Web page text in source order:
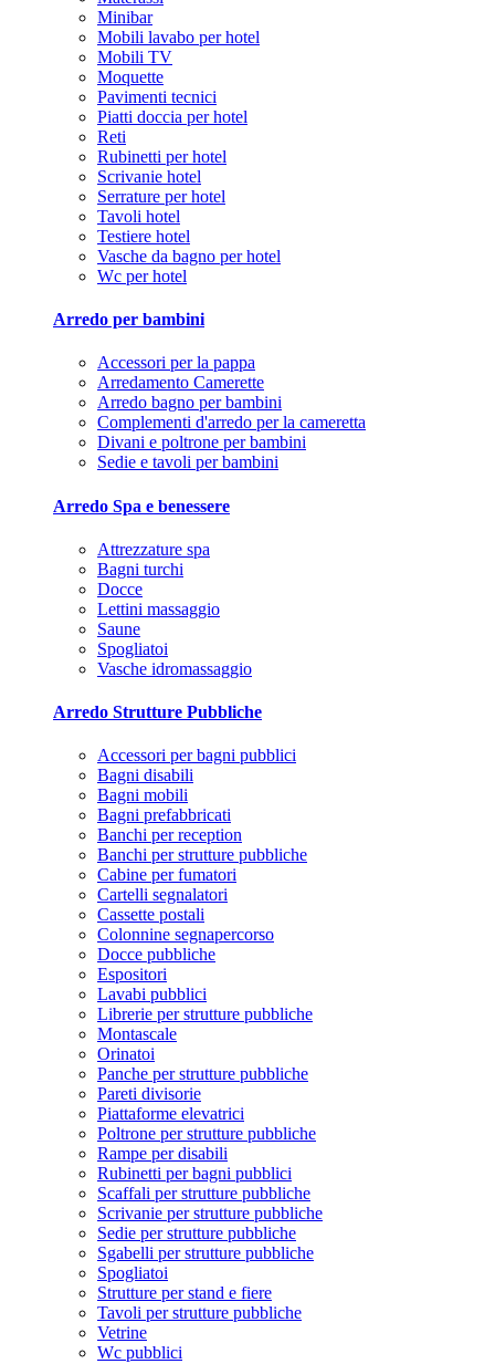
Minibar
Mobili lavabo per hotel
Mobili TV
Moquette
Pavimenti tecnici
Piatti doccia per hotel
Reti
Rubinetti per hotel
Scrivanie hotel
Serrature per hotel
Tavoli hotel
Testiere hotel
Vasche da bagno per hotel
Wc per hotel
Arredo per bambini
Accessori per la pappa
Arredamento Camerette
Arredo bagno per bambini
Complementi d'arredo per la cameretta
Divani e poltrone per bambini
Sedie e tavoli per bambini
Arredo Spa e benessere
Attrezzature spa
Bagni turchi
Docce
Lettini massaggio
Saune
Spogliatoi
Vasche idromassaggio
Arredo Strutture Pubbliche
Accessori per bagni pubblici
Bagni disabili
Bagni mobili
Bagni prefabbricati
Banchi per reception
Banchi per strutture pubbliche
Cabine per fumatori
Cartelli segnalatori
Cassette postali
Colonnine segnapercorso
Docce pubbliche
Espositori
Lavabi pubblici
Librerie per strutture pubbliche
Montascale
Orinatoi
Panche per strutture pubbliche
Pareti divisorie
Piattaforme elevatrici
Poltrone per strutture pubbliche
Rampe per disabili
Rubinetti per bagni pubblici
Scaffali per strutture pubbliche
Scrivanie per strutture pubbliche
Sedie per strutture pubbliche
Sgabelli per strutture pubbliche
Spogliatoi
Strutture per stand e fiere
Tavoli per strutture pubbliche
Vetrine
Wc pubblici